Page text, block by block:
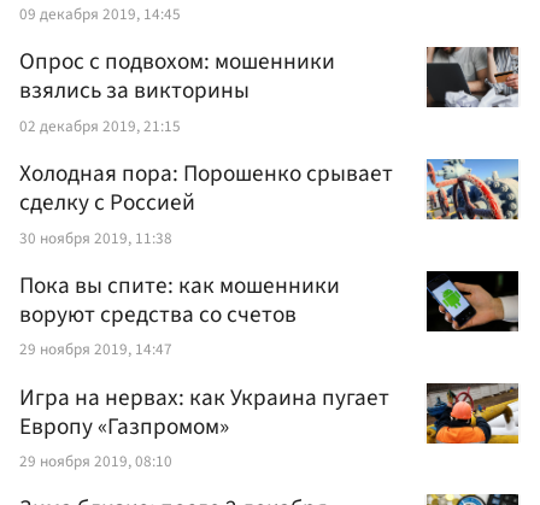
09 декабря 2019, 14:45
Опрос с подвохом: мошенники
взялись за викторины
02 декабря 2019, 21:15
Холодная пора: Порошенко срывает
сделку с Россией
30 ноября 2019, 11:38
Пока вы спите: как мошенники
воруют средства со счетов
29 ноября 2019, 14:47
Игра на нервах: как Украина пугает
Европу «Газпромом»
29 ноября 2019, 08:10